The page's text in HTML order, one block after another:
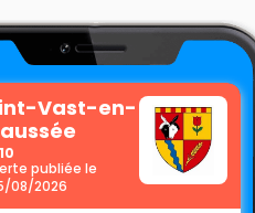
Vast-en-
publiée le
08/2026